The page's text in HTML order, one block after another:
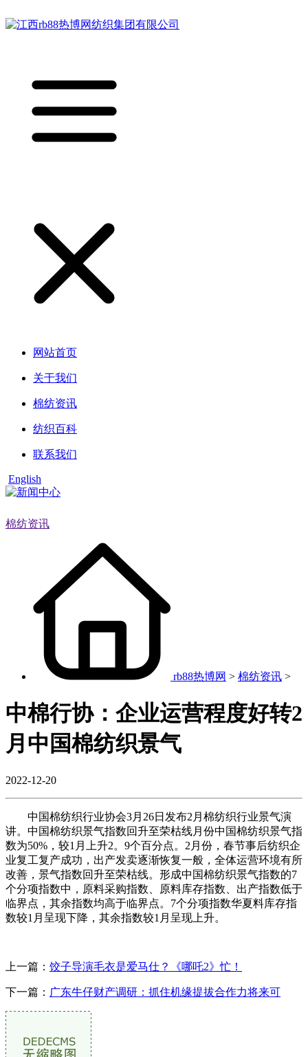
网站首页
关于我们
棉纺资讯
纺织百科
联系我们
English
棉纺资讯
rb88热博网 > 棉纺资讯 >
中棉行协：企业运营程度好转2
月中国棉纺织景气
2022-12-20
中国棉纺织行业协会3月26日发布2月棉纺织行业景气演
讲。中国棉纺织景气指数回升至荣枯线月份中国棉纺织景气指
数为50%，较1月上升2。9个百分点。2月份，春节事后纺织企
业复工复产成功，出产发卖逐渐恢复一般，全体运营环境有所
改善，景气指数回升至荣枯线。形成中国棉纺织景气指数的7
个分项指数中，原料采购指数、原料库存指数、出产指数低于
临界点，其余指数均高于临界点。7个分项指数华夏料库存指
数较1月呈现下降，其余指数较1月呈现上升。
上一篇： 饺子导演毛衣是爱马仕？《哪吒2》忙！
下一篇： 广东牛仔财产调研：抓住机缘提拔合作力将来可